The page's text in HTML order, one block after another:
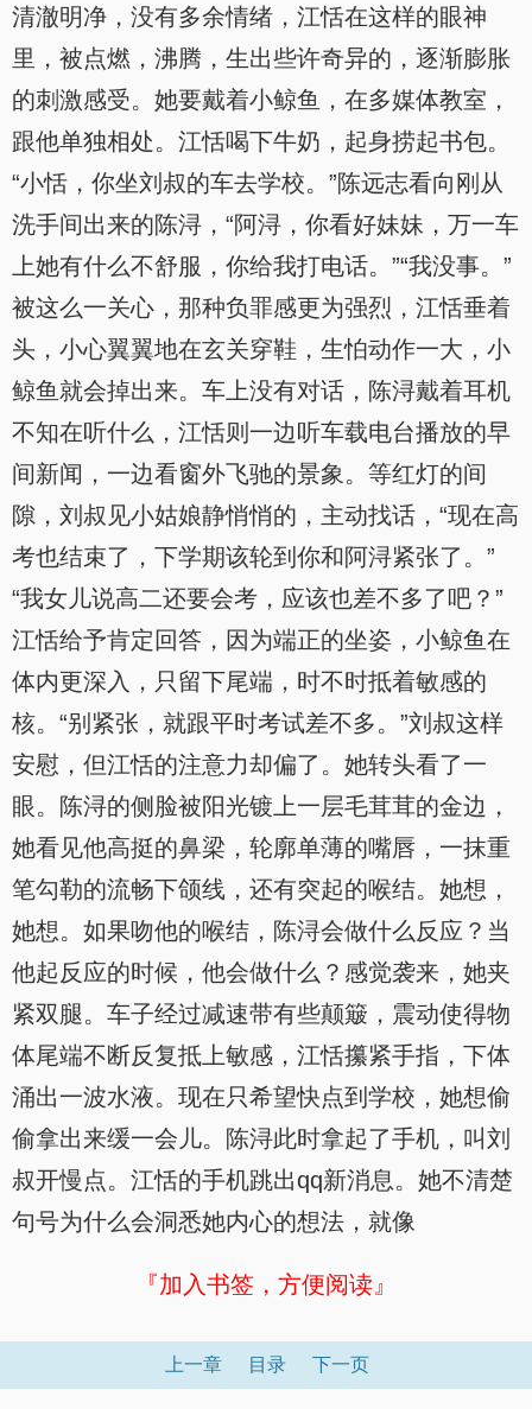
清澈明净，没有多余情绪，江恬在这样的眼神
里，被点燃，沸腾，生出些许奇异的，逐渐膨胀
的刺激感受。她要戴着小鲸鱼，在多媒体教室，
跟他单独相处。江恬喝下牛奶，起身捞起书包。
“小恬，你坐刘叔的车去学校。”陈远志看向刚从
洗手间出来的陈浔，“阿浔，你看好妹妹，万一车
上她有什么不舒服，你给我打电话。”“我没事。”
被这么一关心，那种负罪感更为强烈，江恬垂着
头，小心翼翼地在玄关穿鞋，生怕动作一大，小
鲸鱼就会掉出来。车上没有对话，陈浔戴着耳机
不知在听什么，江恬则一边听车载电台播放的早
间新闻，一边看窗外飞驰的景象。等红灯的间
隙，刘叔见小姑娘静悄悄的，主动找话，“现在高
考也结束了，下学期该轮到你和阿浔紧张了。”
“我女儿说高二还要会考，应该也差不多了吧？”
江恬给予肯定回答，因为端正的坐姿，小鲸鱼在
体内更深入，只留下尾端，时不时抵着敏感的
核。“别紧张，就跟平时考试差不多。”刘叔这样
安慰，但江恬的注意力却偏了。她转头看了一
眼。陈浔的侧脸被阳光镀上一层毛茸茸的金边，
她看见他高挺的鼻梁，轮廓单薄的嘴唇，一抹重
笔勾勒的流畅下颌线，还有突起的喉结。她想，
她想。如果吻他的喉结，陈浔会做什么反应？当
他起反应的时候，他会做什么？感觉袭来，她夹
紧双腿。车子经过减速带有些颠簸，震动使得物
体尾端不断反复抵上敏感，江恬攥紧手指，下体
涌出一波水液。现在只希望快点到学校，她想偷
偷拿出来缓一会儿。陈浔此时拿起了手机，叫刘
叔开慢点。江恬的手机跳出qq新消息。她不清楚
句号为什么会洞悉她内心的想法，就像
『加入书签，方便阅读』
上一章 目录 下一页